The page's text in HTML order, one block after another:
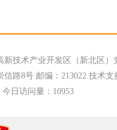
新技术产业开发区（新北区）
路8号 邮编：213022 技术支
今日访问量： 10953